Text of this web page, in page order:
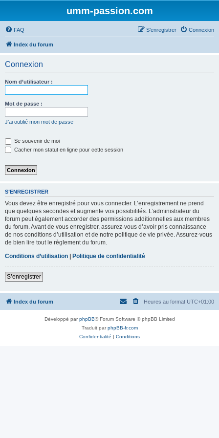
umm-passion.com
FAQ Connexion
S’enregistrer
Index du forum
Connexion
Nom d’utilisateur :
Mot de passe :
J’ai oublié mon mot de passe
Se souvenir de moi
Cacher mon statut en ligne pour cette session
S’ENREGISTRER
Vous devez être enregistré pour vous connecter. L’enregistrement ne prend
que quelques secondes et augmente vos possibilités. L’administrateur du
forum peut également accorder des permissions additionnelles aux membres
du forum. Avant de vous enregistrer, assurez-vous d’avoir pris connaissance
de nos conditions d’utilisation et de notre politique de vie privée. Assurez-vous
de bien lire tout le règlement du forum.
Conditions d’utilisation | Politique de confidentialité
S’enregistrer
Index du forum Heures au format UTC+01:00
Développé parphpBB® Forum Software © phpBB Limited
Traduit parphpBB-fr.com
Confidentialité | Conditions